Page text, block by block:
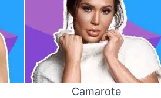
Camarote